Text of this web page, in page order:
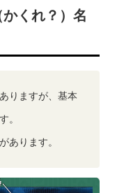
くれ？）名
りますが、基本
。
あります。